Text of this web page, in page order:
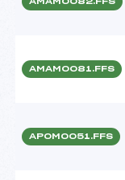
AMAM0081.FFS
APOM0051.FFS